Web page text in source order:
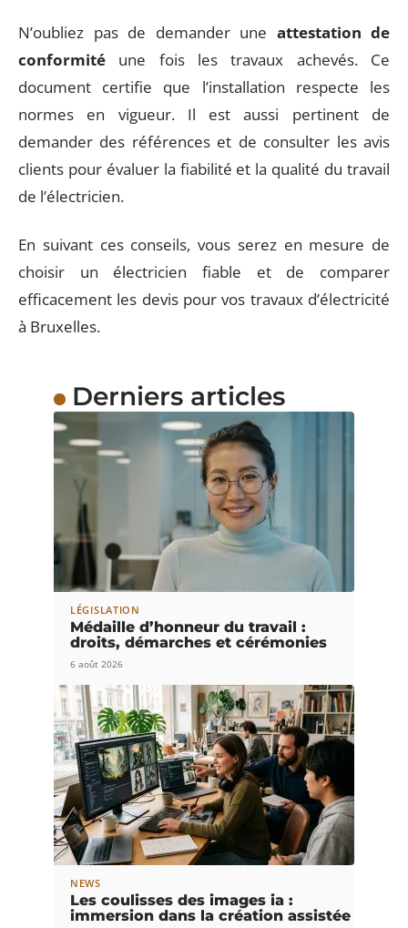
N’oubliez pas de demander une attestation de
conformité une fois les travaux achevés. Ce
document certifie que l’installation respecte les
normes en vigueur. Il est aussi pertinent de
demander des références et de consulter les avis
clients pour évaluer la fiabilité et la qualité du travail
de l’électricien.
En suivant ces conseils, vous serez en mesure de
choisir un électricien fiable et de comparer
efficacement les devis pour vos travaux d’électricité
à Bruxelles.
Derniers articles
LÉGISLATION
Médaille d’honneur du travail :
droits, démarches et cérémonies
6 août 2026
NEWS
Les coulisses des images ia :
immersion dans la création assistée